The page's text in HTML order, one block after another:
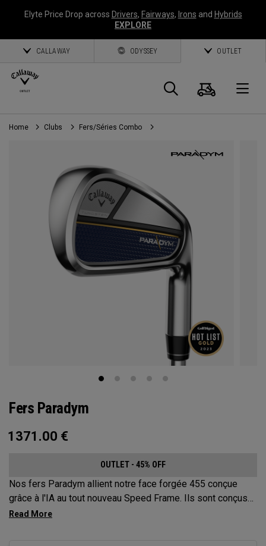
Elyte Price Drop across Drivers, Fairways, Irons and Hybrids
EXPLORE
CALLAWAY ODYSSEY OUTLET
Panier
Home Clubs Fers/Séries Combo
Fers Paradym
1371.00 €
OUTLET - 45% OFF
Nos fers Paradym allient notre face forgée 455 conçue
grâce à l'IA au tout nouveau Speed Frame. Ils sont conçus
pour les joueurs à la recherche d'un fer performant en acier